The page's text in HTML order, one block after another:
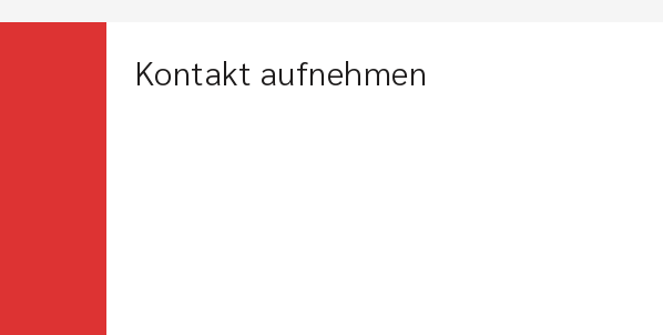
Kontakt aufnehmen